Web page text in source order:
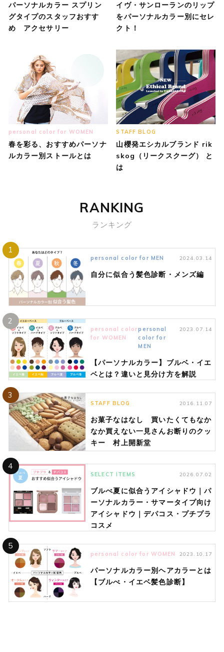
パーソナルカラー スプリン
グタイプのスタッフおすす
め アクセサリー
イヴ・サンローランのリップ
をパーソナルカラー別にセレ
クト！
personal color for WOMEN
春を彩る、おすすめパーソナ
ルカラー別ストールとは
STAFF BLOG
山櫻発エシカルブランド rik
skog（リークスクーグ） と
は
RANKING
ランキング
1
personal color for MEN 2024.03.14
自分に似合う髪色診断・メンズ編
2
personal color
for WOMEN
personal
color for
MEN
2023.07.14
【パーソナルカラー】ブルベ・イエ
ベとは？違いと見分け方を解説
3
STAFF BLOG 2016.11.07
お菓子なはなし 買いたくてもなか
なか買えない一見さんお断りのクッ
キー 村上開新堂
4
SELECT ITEMS 2026.07.02
ブルべ夏に似合うアイシャドウ｜パ
ーソナルカラー・サマータイプ向け
アイシャドウ｜デパコス・プチプラ
コスメ
5
personal color for WOMEN 2023.10.17
パーソナルカラー別ヘアカラーとは
【ブルべ・イエベ髪色診断】